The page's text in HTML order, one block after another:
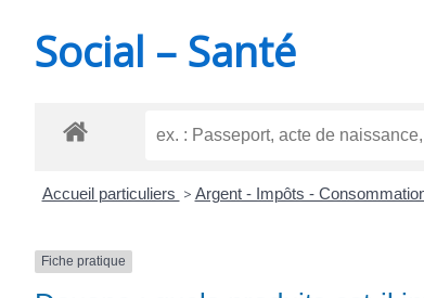
GEMME
Social – Santé
Accueil particuliers > Argent - Impôts -
Fiche pratique